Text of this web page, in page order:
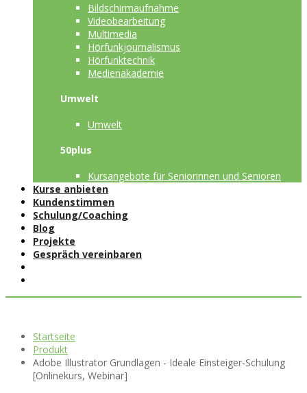
Bildschirmaufnahme
Videobearbeitung
Multimedia
Hörfunkjournalismus
Hörfunktechnik
Medienakademie
Umwelt
Umwelt
50plus
Kursangebote für Seniorinnen und Senioren
Kurse anbieten
Kundenstimmen
Schulung/Coaching
Blog
Projekte
Gespräch vereinbaren
Startseite
Produkt
Adobe Illustrator Grundlagen - Ideale Einsteiger-Schulung
[Onlinekurs, Webinar]